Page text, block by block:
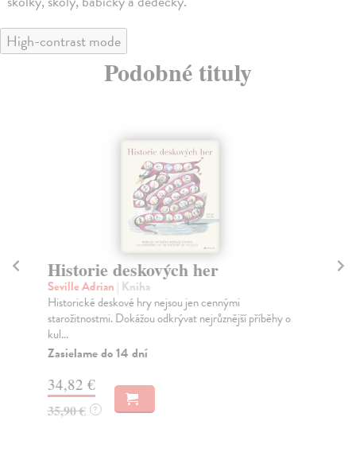
High-contrast mode
Podobné tituly
Historie deskových her
Seville Adrian | Kniha
Historické deskové hry nejsou jen cennými
starožitnostmi. Dokážou odkrývat nejrůznější příběhy o
kul...
Zasielame do 14 dní
34,82 €
35,90 € ?